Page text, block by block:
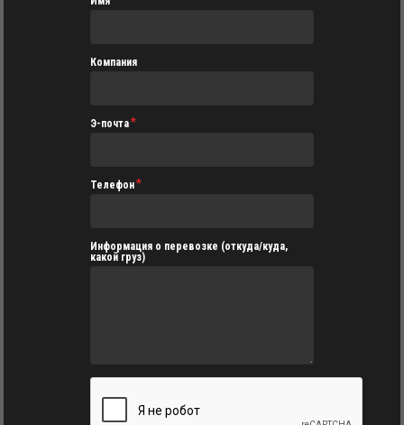
Компания
Э-почта
Телефон
Информация о перевозке (откуда/куда,
какой груз)